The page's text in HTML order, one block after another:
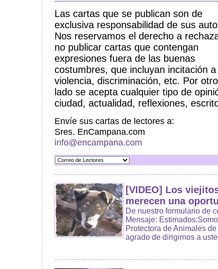
Las cartas que se publican son de
exclusiva responsabilidad de sus
Nos reservamos el derecho a
no publicar cartas que contengan
expresiones fuera de las buenas
costumbres, que incluyan incitación a
violencia, discriminación, etc. Por otro
lado se acepta cualquier tipo de
ciudad, actualidad, reflexiones,
Envíe sus cartas de lectores a:
Sres. EnCampana.com
info@encampana.com
[VIDEO] Los
merecen una
De nuestro formulario de
Mensaje:
Protectora de Animales
agrado de dirigirnos a